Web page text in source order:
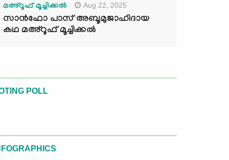
മഅ്റൂഫ് മൂച്ചിക്കല്‍ Aug 22, 2025
സാൻഫോ പാസ് അബൂമുജാഹിദായ
കഥ മഅ്റൂഫ് മൂച്ചിക്കല്‍
POLL